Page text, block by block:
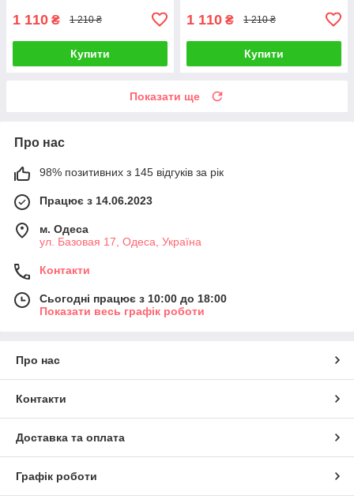
1 110 ₴ 1 210 ₴
Купити
1 110 ₴ 1 210 ₴
Купити
Показати ще
Про нас
98% позитивних з 145 відгуків за рік
Працює з 14.06.2023
м. Одеса
ул. Базовая 17, Одеса, Україна
Контакти
Сьогодні працює з 10:00 до 18:00
Показати весь графік роботи
Про нас
Контакти
Доставка та оплата
Графік роботи